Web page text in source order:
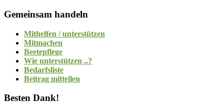
Gemeinsam handeln
Mithelfen / unterstützen
Mitmachen
Beetepflege
Wie unterstützen ..?
Bedarfsliste
Beitrag mitteilen
Besten Dank!